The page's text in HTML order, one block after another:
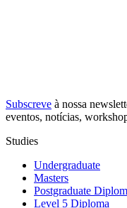
Subscreve à nossa
eventos, notícias,
Studies
Undergraduate
Masters
Postgraduate
Level 5 Diploma